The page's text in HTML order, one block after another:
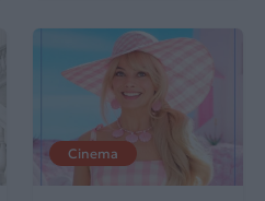
Cinema